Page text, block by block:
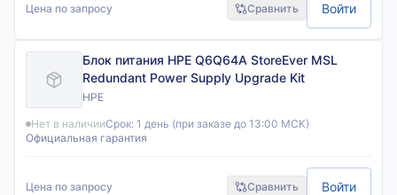
Цена по запросу Сравнить Войти
Блок питания HPE Q6Q64A StoreEver MSL
Redundant Power Supply Upgrade Kit
HPE
Нет в наличииСрок: 1 день (при заказе до 13:00 МСК)
Официальная гарантия
Цена по запросу Сравнить Войти